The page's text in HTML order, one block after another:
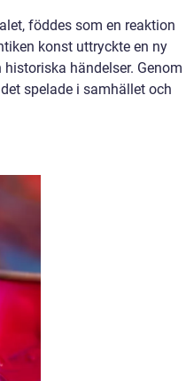
föddes som en reaktion
konst uttryckte en ny
händelser. Genom
spelade i samhället och